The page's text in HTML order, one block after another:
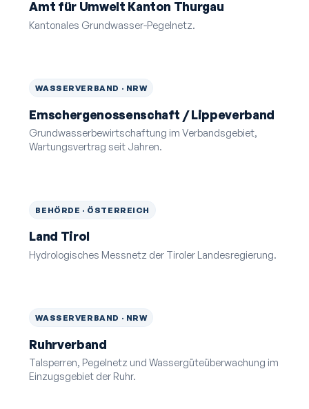
Amt für Umwelt Kanton Thurgau
Kantonales Grundwasser-Pegelnetz.
WASSERVERBAND · NRW
Emschergenossenschaft / Lippeverband
Grundwasserbewirtschaftung im Verbandsgebiet,
Wartungsvertrag seit Jahren.
BEHÖRDE · ÖSTERREICH
Land Tirol
Hydrologisches Mess­netz der Tiroler Landesregierung.
WASSERVERBAND · NRW
Ruhrverband
Talsperren, Pegelnetz und Wassergüte­überwachung im
Einzugsgebiet der Ruhr.